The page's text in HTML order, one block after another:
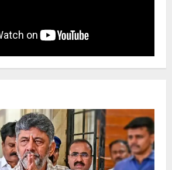
ರಾಜ್ಯ
ಪ್ರಮಾಣವಚನ ಸಾಧ್ಯತೆ.. ಇಲ್ಲಿದೆ
ಲಿಸ್ಟ್‌!